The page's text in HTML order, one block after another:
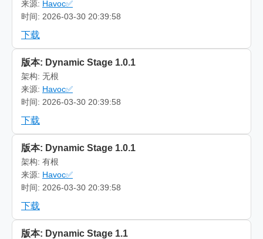
来源: Havoc✅
时间: 2026-03-30 20:39:58
下载
版本: Dynamic Stage 1.0.1
架构: 无根
来源: Havoc✅
时间: 2026-03-30 20:39:58
下载
版本: Dynamic Stage 1.0.1
架构: 有根
来源: Havoc✅
时间: 2026-03-30 20:39:58
下载
版本: Dynamic Stage 1.1